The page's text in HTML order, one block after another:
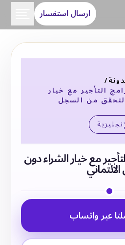
ارسال استفسار
/
التأجير مع خيار
من السجل
مع خيار الشراء دون
عبر واتساب